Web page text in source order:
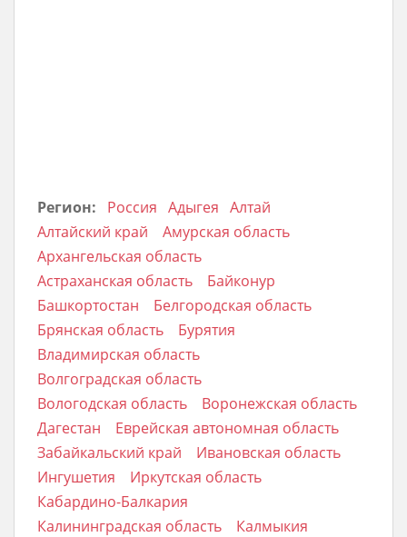
Регион: Россия Адыгея Алтай
Алтайский край
Амурская область
Архангельская область
Астраханская область
Байконур
Башкортостан
Белгородская область
Брянская область
Бурятия
Владимирская область
Волгоградская область
Вологодская область
Воронежская область
Дагестан
Еврейская автономная область
Забайкальский край
Ивановская область
Ингушетия
Иркутская область
Кабардино-Балкария
Калининградская область
Калмыкия